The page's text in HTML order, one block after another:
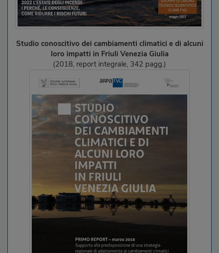
Studio conoscitivo dei cambiamenti climatici e di alcuni
loro impatti in Friuli Venezia Giulia
(2018, report integrale, 342 pagg.)